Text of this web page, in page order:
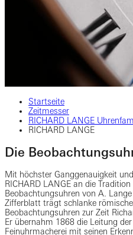
Startseite
Zeitmesser
RICHARD LANGE
RICHARD LANGE
Die
Mit höchster Ganggenauigkeit
RICHARD LANGE an die
Beobachtungsuhren von A.
Zifferblatt trägt schlanke
Beobachtungsuhren zur Zeit
Er übernahm 1868 die Leitung
Feinuhrmacherei mit seinen